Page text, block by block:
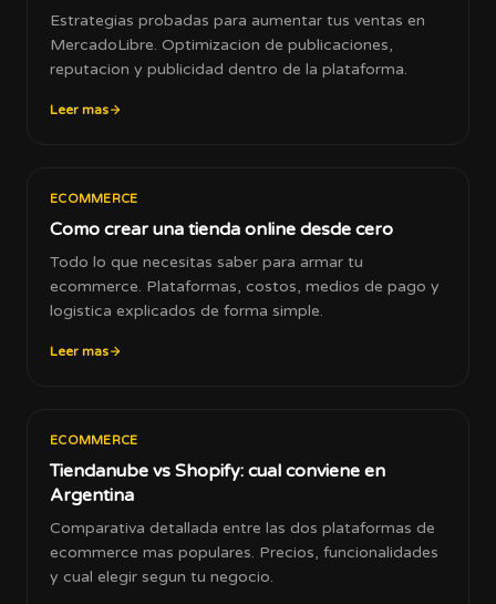
Estrategias probadas para aumentar tus ventas en
MercadoLibre. Optimizacion de publicaciones,
reputacion y publicidad dentro de la plataforma.
Leer mas
ECOMMERCE
Como crear una tienda online desde cero
Todo lo que necesitas saber para armar tu
ecommerce. Plataformas, costos, medios de pago y
logistica explicados de forma simple.
Leer mas
ECOMMERCE
Tiendanube vs Shopify: cual conviene en
Argentina
Comparativa detallada entre las dos plataformas de
ecommerce mas populares. Precios, funcionalidades
y cual elegir segun tu negocio.